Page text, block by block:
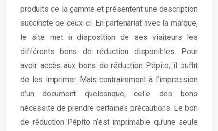
produits de la gamme et présentent une description
succincte de ceux-ci. En partenariat avec la marque,
le site met à disposition de ses visiteurs les
différents bons de réduction disponibles. Pour
avoir accès aux bons de réduction Pépito, il suffit
de les imprimer. Mais contrairement à l’impression
d’un document quelconque, celle des bons
nécessite de prendre certaines précautions. Le bon
de réduction Pépito n’est imprimable qu’une seule